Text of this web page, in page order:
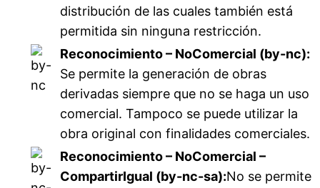
distribución de las cuales también está
permitida sin ninguna restricción.
Reconocimiento – NoComercial (by-nc):
Se permite la generación de obras
derivadas siempre que no se haga un uso
comercial. Tampoco se puede utilizar la
obra original con finalidades comerciales.
Reconocimiento – NoComercial –
CompartirIgual (by-nc-sa):No se permite